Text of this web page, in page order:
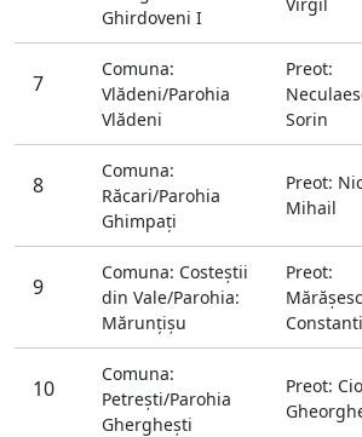
Ghirdoveni I
7
Comuna:
Vlădeni/Parohia
Vlădeni
Preot:
Sorin
8
Comuna:
Răcari/Parohia
Ghimpaţi
Preot:
Mihail
9
Comuna: Costeştii
din Vale/Parohia:
Mărunţişu
Preot:
10
Comuna:
Petreşti/Parohia
Ghergheşti
Preot: